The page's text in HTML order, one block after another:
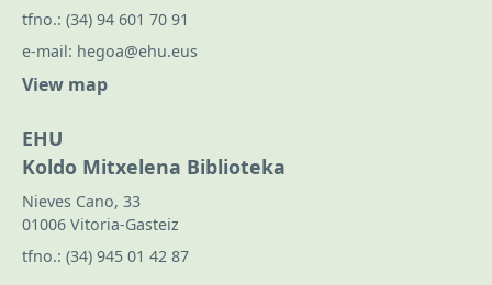
tfno.: (34) 94 601 70 91
e-mail: hegoa@ehu.eus
View map
EHU
Koldo Mitxelena Biblioteka
Nieves Cano, 33
01006 Vitoria-Gasteiz
tfno.: (34) 945 01 42 87